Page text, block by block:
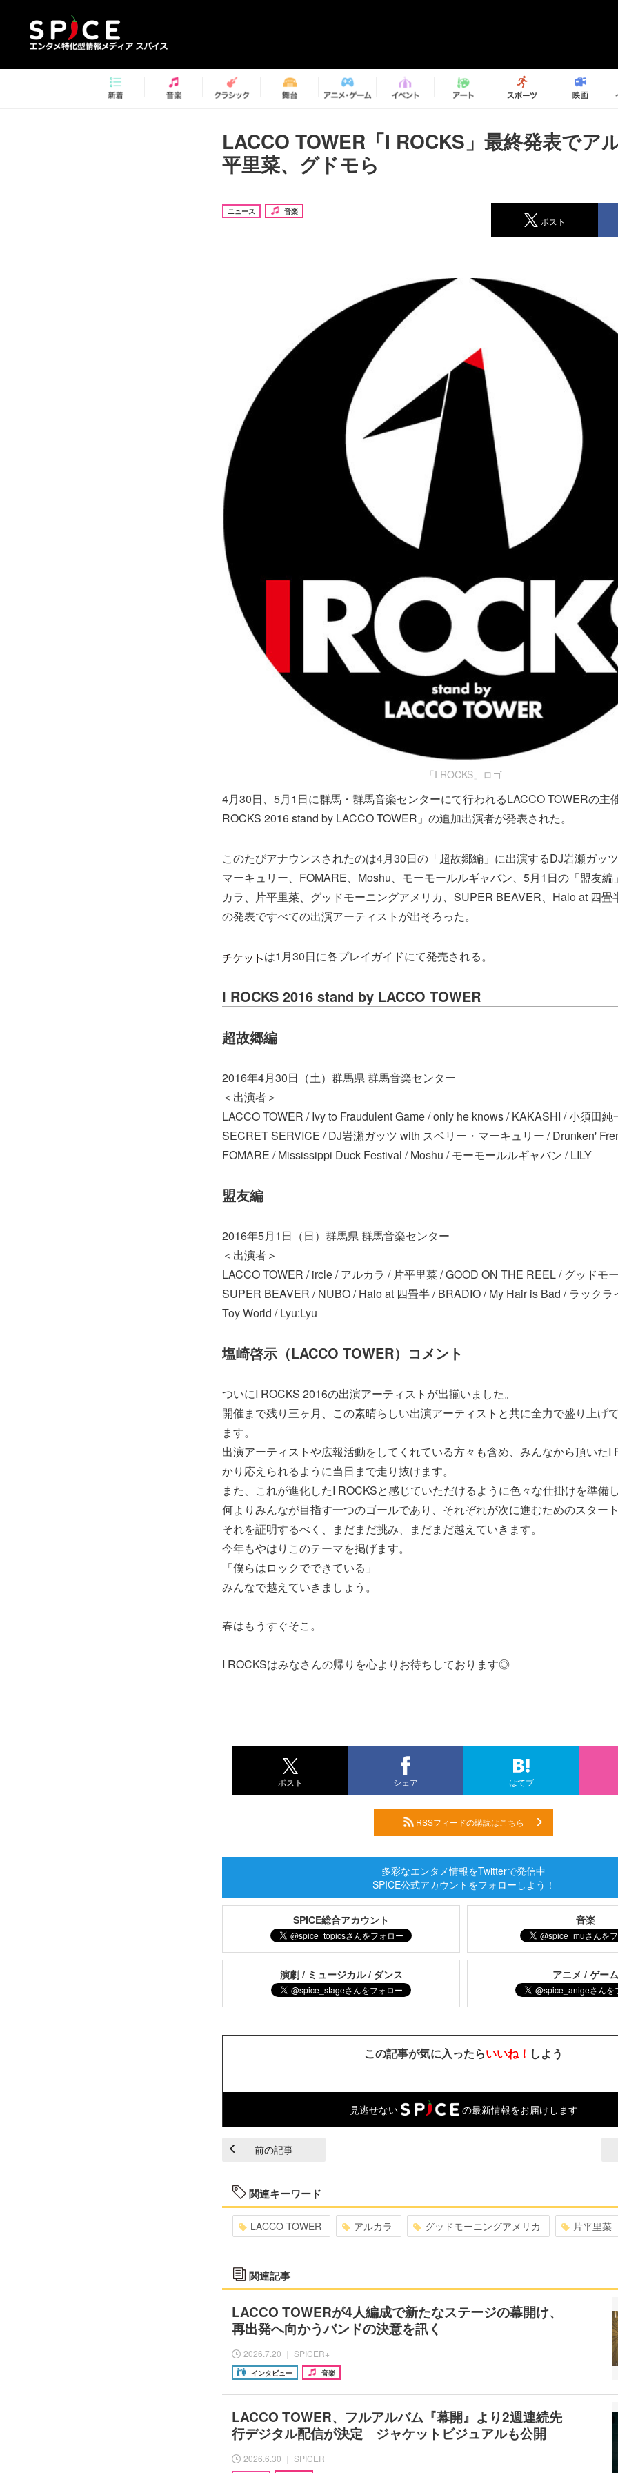
LACCO TOWER「I ROCKS」最終発表でア
平里菜、グドモら
ニュース 音楽
ポスト
「I ROCKS」ロゴ
4月30日、5月1日に群馬・群馬音楽センターにて行われるLACCO TOWERの主
ROCKS 2016 stand by LACCO TOWER」の追加出演者が発表された。
このたびアナウンスされたのは4月30日の「超故郷編」に出演するDJ岩瀬ガッ
マーキュリー、FOMARE、Moshu、モーモールルギャバン、5月1日の「盟友編
カラ、片平里菜、グッドモーニングアメリカ、SUPER BEAVER、Halo at 四畳
の発表ですべての出演アーティストが出そろった。
は1月30日に各プレイガイドにて発売される。
I ROCKS 2016 stand by LACCO TOWER
超故郷編
2016年4月30日（土）群馬県 群馬音楽センター
＜出演者＞
LACCO TOWER / Ivy to Fraudulent Game / only he knows / KAKASHI / 小須田純
SECRET SERVICE / DJ岩瀬ガッツ with スベリー・マーキュリー / Drunken'
FOMARE / Mississippi Duck Festival / Moshu / モーモールルギャバン / LILY
盟友編
2016年5月1日（日）群馬県 群馬音楽センター
＜出演者＞
LACCO TOWER / ircle / アルカラ / 片平里菜 / GOOD ON THE REEL / グッドモ
SUPER BEAVER / NUBO / Halo at 四畳半 / BRADIO / My Hair is Bad / ラックラ
Toy World / Lyu:Lyu
塩崎啓示（LACCO TOWER）コメント
ついにI ROCKS 2016の出演アーティストが出揃いました。
開催まで残り三ヶ月、この素晴らしい出演アーティストと共に全力で盛り上げ
ます。
出演アーティストや広報活動をしてくれている方々も含め、みんなから頂いたI
かり応えられるように当日まで走り抜けます。
また、これが進化したI ROCKSと感じていただけるように色々な仕掛けを準備
何よりみんなが目指す一つのゴールであり、それぞれが次に進むためのスター
それを証明するべく、まだまだ挑み、まだまだ越えていきます。
今年もやはりこのテーマを掲げます。
「僕らはロックでできている」
みんなで越えていきましょう。
春はもうすぐそこ。
I ROCKSはみなさんの帰りを心よりお待ちしております◎
ポスト シェア はてブ
RSSフィードの購読はこちら
多彩なエンタメ情報をTwitterで発信中
SPICE公式アカウントをフォローしよう！
SPICE総合アカウント 音楽
演劇 / ミュージカル / ダンス アニメ / ゲー
この記事が気に入ったらいいね！ しよう
見逃せない の最新情報をお届けします
前の記事
関連キーワード
LACCO TOWER アルカラ グッドモーニングアメリカ 片平里菜
関連記事
LACCO TOWERが4人編成で新たなステージの幕開け、
再出発へ向かうバンドの決意を訊く
2026.7.20 ｜ SPICER+
インタビュー 音楽
LACCO TOWER、フルアルバム『幕開』より2週連続先
行デジタル配信が決定 ジャケットビジュアルも公開
2026.6.30 ｜ SPICER